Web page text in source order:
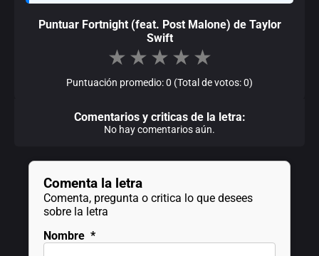
Puntuar Fortnight (feat. Post Malone) de Taylor
Swift
★ ★ ★ ★ ★
Puntuación promedio: 0 (Total de votos: 0)
Comentarios y criticas de la letra:
No hay comentarios aún.
Comenta la letra
Comenta, pregunta o critica lo que desees
sobre la letra
Nombre *